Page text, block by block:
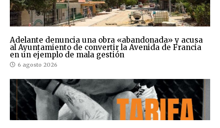
Adelante denuncia una obra «abandonada» y acusa
al Ayuntamiento de convertir la Avenida de Francia
en un ejemplo de mala gestión
6 agosto 2026